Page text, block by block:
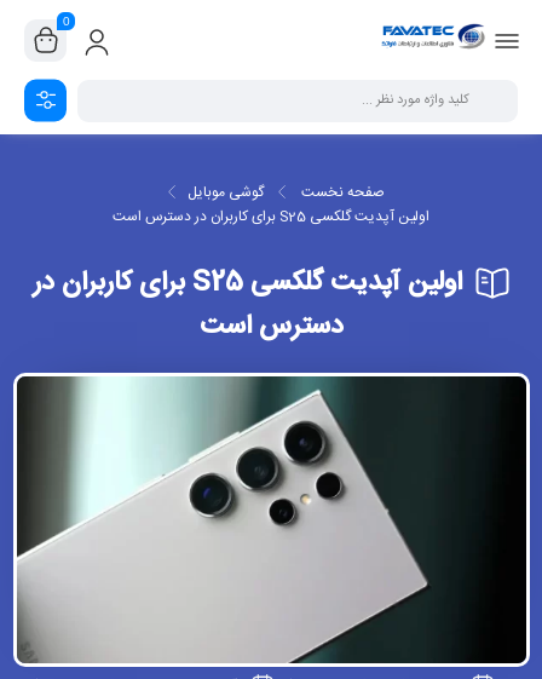
0
صفحه نخست
گوشی موبایل
اولین آپدیت گلکسی S25 برای کاربران در دسترس است
اولین آپدیت گلکسی S25 برای کاربران در
دسترس است